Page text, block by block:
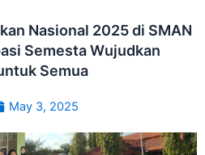
Nasional 2025 di SMAN
Semesta Wujudkan
Semua
May 3, 2025